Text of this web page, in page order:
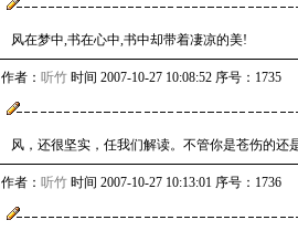
风在梦中,书在心中,书中却带着凄凉的美!
作者： 听竹 时间 2007-10-27 10:08:52 序号：1735
风，还很坚实，任我们解读。不管你是苍伤的还
作者： 听竹 时间 2007-10-27 10:13:01 序号：1736